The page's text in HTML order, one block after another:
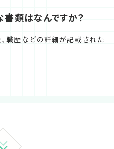
類はなんですか？
職歴などの詳細が記載された